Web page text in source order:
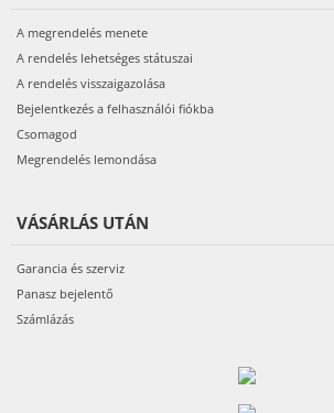
A megrendelés menete
A rendelés lehetséges státuszai
A rendelés visszaigazolása
Bejelentkezés a felhasználói fiókba
Csomagod
Megrendelés lemondása
VÁSÁRLÁS UTÁN
Garancia és szerviz
Panasz bejelentő
Számlázás